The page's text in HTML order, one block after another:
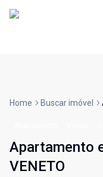
Home Buscar imóvel
Apartamento
VENETO